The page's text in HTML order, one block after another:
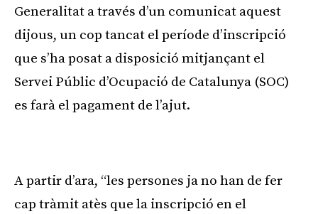
Generalitat a través d’un comunicat aquest
dijous, un cop tancat el període d’inscripció
que s’ha posat a disposició mitjançant el
Servei Públic d’Ocupació de Catalunya (SOC)
es farà el pagament de l’ajut.
A partir d’ara, “les persones ja no han de fer
cap tràmit atès que la inscripció en el